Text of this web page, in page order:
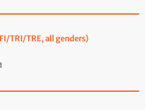
TRI/TRE, all genders)